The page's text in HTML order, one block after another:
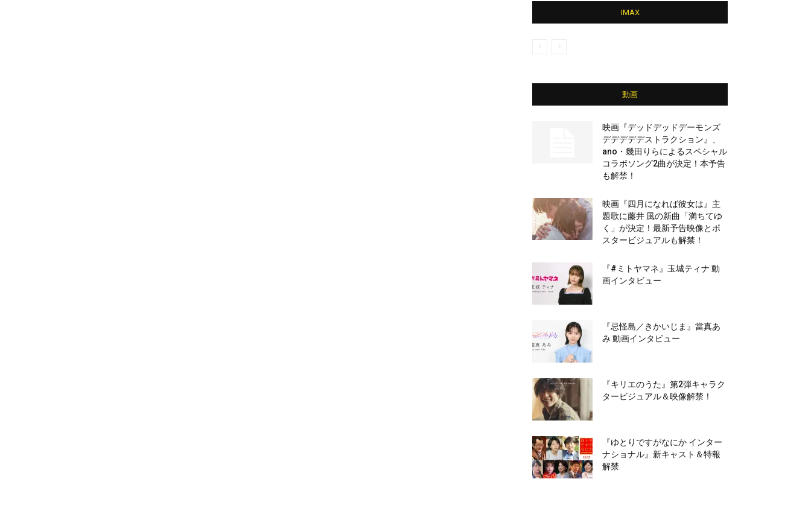
IMAX
動画
映画『デッドデッドデーモンズ
デデデデデストラクション』、
ano・幾田りらによるスペシャル
コラボソング2曲が決定！本予告
も解禁！
映画『四月になれば彼女は』主
題歌に藤井 風の新曲「満ちてゆ
く」が決定！最新予告映像とポ
スタービジュアルも解禁！
『#ミトヤマネ』玉城ティナ 動
画インタビュー
『忌怪島／きかいじま』當真あ
み 動画インタビュー
『キリエのうた』第2弾キャラク
タービジュアル＆映像解禁！
『ゆとりですがなにか インター
ナショナル』新キャスト＆特報
解禁